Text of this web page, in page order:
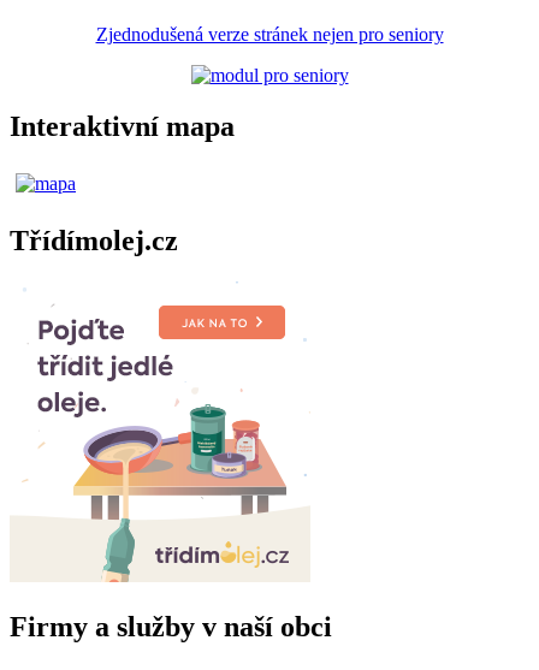
Zjednodušená verze stránek nejen pro seniory
Interaktivní mapa
Třídímolej.cz
Firmy a služby v naší obci